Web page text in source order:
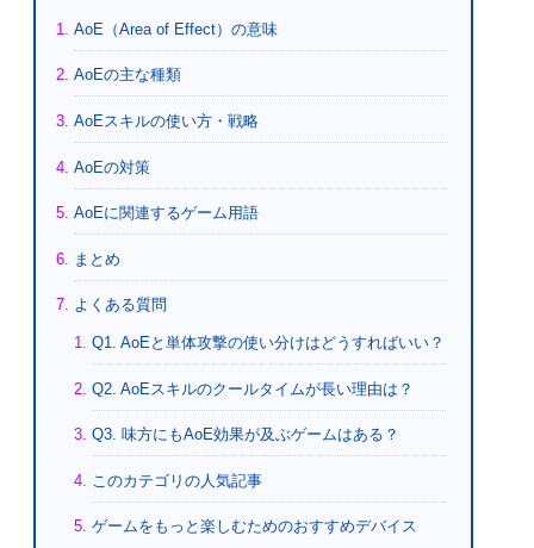
AoE（Area of Effect）の意味
AoEの主な種類
AoEスキルの使い方・戦略
AoEの対策
AoEに関連するゲーム用語
まとめ
よくある質問
Q1. AoEと単体攻撃の使い分けはどうすればいい？
Q2. AoEスキルのクールタイムが長い理由は？
Q3. 味方にもAoE効果が及ぶゲームはある？
このカテゴリの人気記事
ゲームをもっと楽しむためのおすすめデバイス